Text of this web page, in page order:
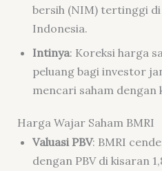
bersih (NIM) tertinggi
Indonesia.
Intinya: Koreksi harga
peluang bagi investor
mencari saham dengan
Harga Wajar Saham BMRI
Valuasi PBV: BMRI
dengan PBV di kisaran